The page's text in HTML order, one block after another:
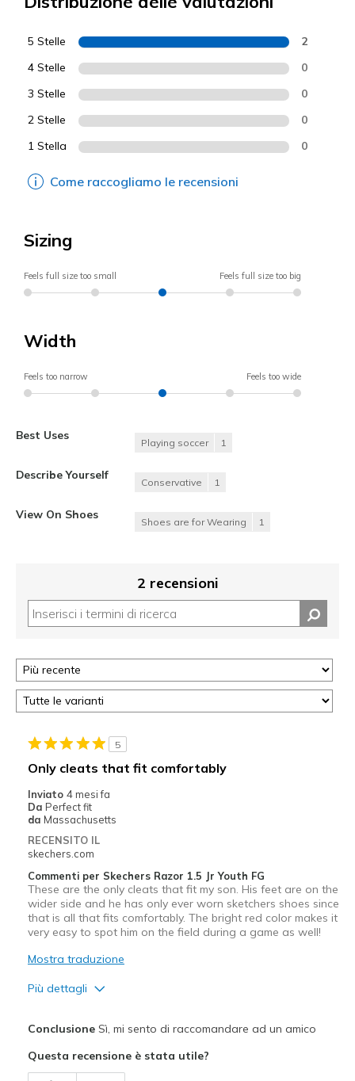
5 Stelle 2
4 Stelle 0
3 Stelle 0
2 Stelle 0
1 Stella 0
Come raccogliamo le recensioni
Sizing
Feels full size too small Feels full size too big
Width
Feels too narrow Feels too wide
Best Uses
Playing soccer 1
Describe Yourself
Conservative 1
View On Shoes
Shoes are for Wearing 1
2 recensioni
5
Only cleats that fit comfortably
Inviato 4 mesi fa
Da Perfect fit
da Massachusetts
RECENSITO IL
skechers.com
Commenti per Skechers Razor 1.5 Jr Youth FG
These are the only cleats that fit my son. His feet are on the
wider side and he has only ever worn sketchers shoes since
that is all that fits comfortably. The bright red color makes it
very easy to spot him on the field during a game as well!
Mostra traduzione
Più dettagli
Comfortable
ConclusioneSì, mi sento di raccomandare ad un amico
Questa recensione è stata utile?